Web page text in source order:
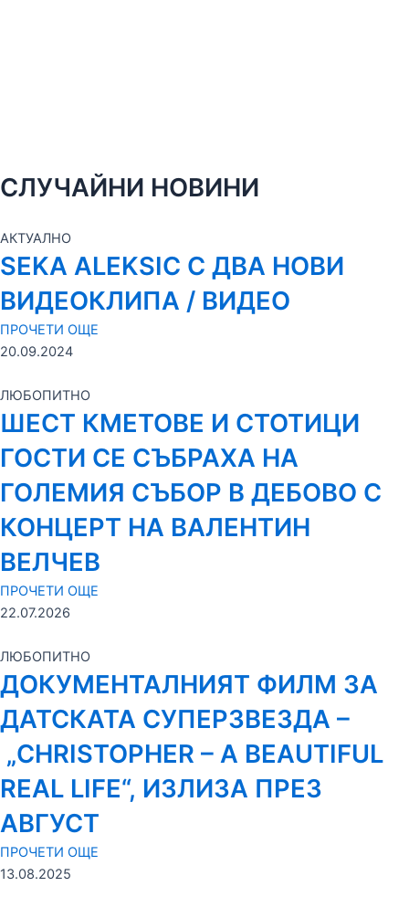
СЛУЧАЙНИ НОВИНИ
АКТУАЛНО
SEKA ALEKSIC С ДВА НОВИ
ВИДЕОКЛИПА / ВИДЕО
ПРОЧЕТИ ОЩЕ
20.09.2024
ЛЮБОПИТНО
ШЕСТ КМЕТОВЕ И СТОТИЦИ
ГОСТИ СЕ СЪБРАХА НА
ГОЛЕМИЯ СЪБОР В ДЕБОВО С
КОНЦЕРТ НА ВАЛЕНТИН
ВЕЛЧЕВ
ПРОЧЕТИ ОЩЕ
22.07.2026
ЛЮБОПИТНО
ДОКУМЕНТАЛНИЯТ ФИЛМ ЗА
ДАТСКАТА СУПЕРЗВЕЗДА –
„CHRISTOPHER – A BEAUTIFUL
REAL LIFE“, ИЗЛИЗА ПРЕЗ
АВГУСТ
ПРОЧЕТИ ОЩЕ
13.08.2025